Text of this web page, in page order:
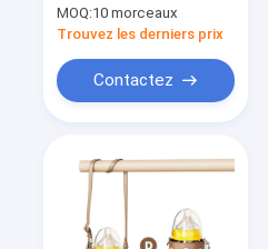
d'Usb 10w
MOQ:10 morceaux
Trouvez les derniers prix
Contactez